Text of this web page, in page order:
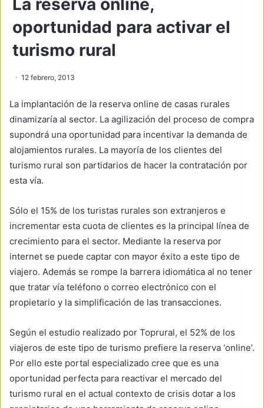
La reserva online,
oportunidad para activar el
turismo rural
12 febrero, 2013
La implantación de la reserva online de casas rurales
dinamizaría al sector. La agilización del proceso de compra
supondrá una oportunidad para incentivar la demanda de
alojamientos rurales. La mayoría de los clientes del
turismo rural son partidarios de hacer la contratación por
esta vía.
Sólo el 15% de los turistas rurales son extranjeros e
incrementar esta cuota de clientes es la principal línea de
crecimiento para el sector. Mediante la reserva por
internet se puede captar con mayor éxito a este tipo de
viajero. Además se rompe la barrera idiomática al no tener
que tratar vía teléfono o correo electrónico con el
propietario y la simplificación de las transacciones.
Según el estudio realizado por Toprural, el 52% de los
viajeros de este tipo de turismo prefiere la reserva ‘online’.
Por ello este portal especializado cree que es una
oportunidad perfecta para reactivar el mercado del
turismo rural en el actual contexto de crisis dotar a los